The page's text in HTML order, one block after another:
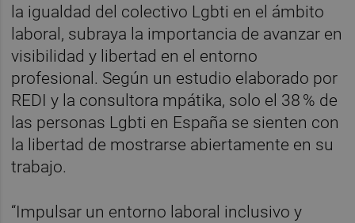
la igualdad del colectivo Lgbti en el ámbito
laboral, subraya la importancia de avanzar en
visibilidad y libertad en el entorno
profesional. Según un estudio elaborado por
REDI y la consultora mpátika, solo el 38 % de
las personas Lgbti en España se sienten con
la libertad de mostrarse abiertamente en su
trabajo.
“Impulsar un entorno laboral inclusivo y